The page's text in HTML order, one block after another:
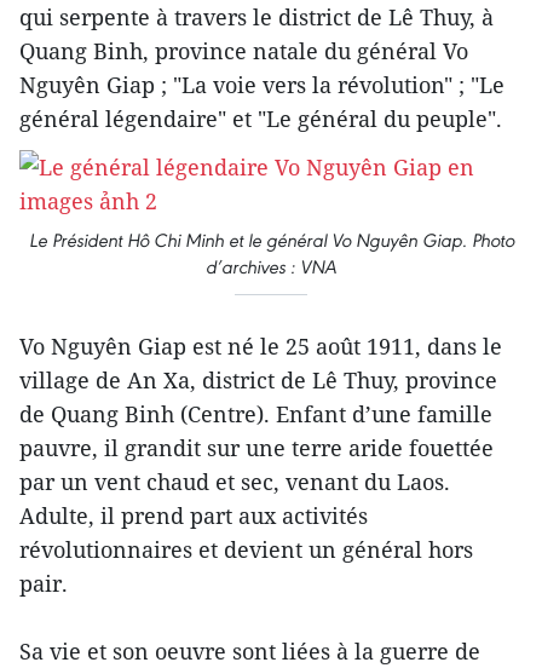
qui serpente à travers le district de Lê Thuy, à
Quang Binh, province natale du général Vo
Nguyên Giap ; "La voie vers la révolution" ; "Le
général légendaire" et "Le général du peuple".
Le Président Hô Chi Minh et le général Vo Nguyên Giap. Photo
d’archives : VNA
Vo Nguyên Giap est né le 25 août 1911, dans le
village de An Xa, district de Lê Thuy, province
de Quang Binh (Centre). Enfant d’une famille
pauvre, il grandit sur une terre aride fouettée
par un vent chaud et sec, venant du Laos.
Adulte, il prend part aux activités
révolutionnaires et devient un général hors
pair.
Sa vie et son oeuvre sont liées à la guerre de